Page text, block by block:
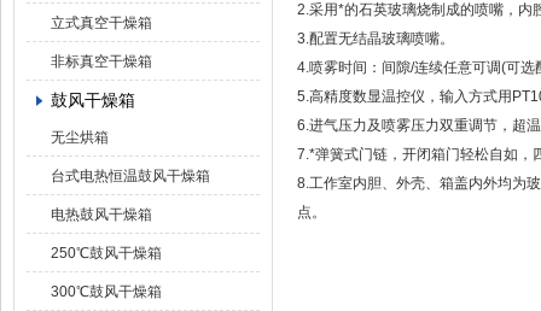
立式真空干燥箱
非标真空干燥箱
鼓风干燥箱
无尘烘箱
台式电热恒温鼓风干燥箱
电热鼓风干燥箱
250℃鼓风干燥箱
300℃鼓风干燥箱
2.采用*的石英玻璃烧制成的喷嘴，内
3.配置无结晶玻璃喷嘴。
4.喷雾时间：间隙/连续任意可调(可选
5.高精度数显温控仪，输入方式用
6.进气压力及喷雾压力双重调节，超
7.*弹簧式门链，开闭箱门轻松自如，
8.工作室内胆、外壳、箱盖内外均为
点。